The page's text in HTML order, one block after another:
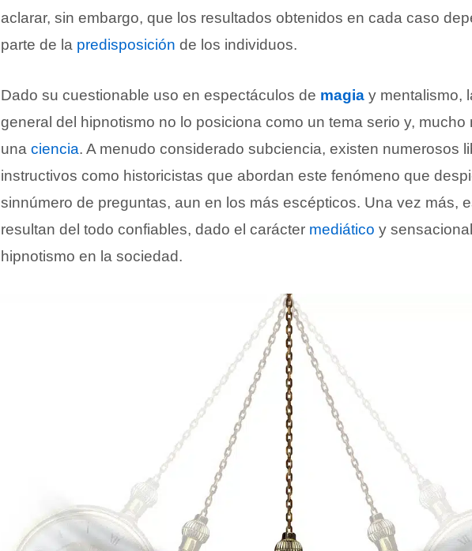
aclarar, sin embargo, que los resultados obtenidos en cada caso
parte de la predisposición de los individuos.
Dado su cuestionable uso en espectáculos de magia y mentalismo,
general del hipnotismo no lo posiciona como un tema serio y, mucho
una ciencia. A menudo considerado subciencia, existen numerosos
instructivos como historicistas que abordan este fenómeno que
sinnúmero de preguntas, aun en los más escépticos. Una vez más,
resultan del todo confiables, dado el carácter mediático y
hipnotismo en la sociedad.